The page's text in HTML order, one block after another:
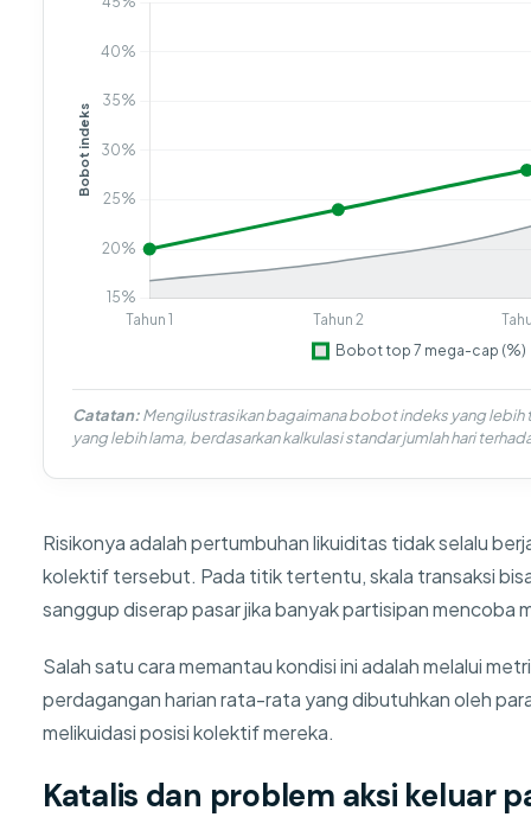
Catatan:Mengilustrasikan bagaimana bobot indeks yang
yang lebih lama, berdasarkan kalkulasi standar jumlah hari
Risikonya adalah pertumbuhan likuiditas tidak selalu
kolektif tersebut. Pada titik tertentu, skala transaksi
sanggup diserap pasar jika banyak partisipan mencoba
Salah satu cara memantau kondisi ini adalah melalui
perdagangan harian rata-rata yang dibutuhkan oleh
melikuidasi posisi kolektif mereka.
Katalis dan problem aksi keluar